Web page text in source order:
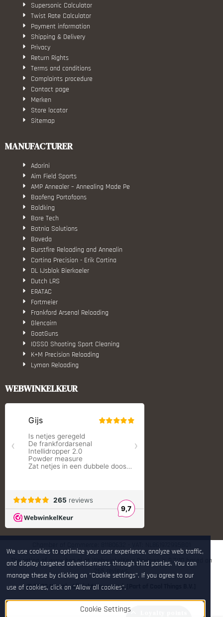
Supersonic Calculator
Twist Rate Calculator
Payment information
Shipping & Delivery
Privacy
Return Rights
Terms and conditions
Complaints procedure
Contact page
Merken
Store locator
Sitemap
MANUFACTURER
Adorini
Aim Field Sports
AMP Annealer – Annealing Made Pe
Baofeng Portofoons
Boldking
Bore Tech
Botnia Solutions
Boveda
Burstfire Reloading and Annealin
Cortina Precision - Erik Cortina
DL IJsblok Bierkoeler
Dutch LRS
ERATAC
Fortmeier
Frankford Arsenal Reloading
Glencairn
GoatGuns
IOSSO Shooting Sport Cleaning
K+M Precision Reloading
Lyman Reloading
Monstrum Tactical
S.T. Dupont
Shooters Global
Shooting Technology - Reloading
SleipnerX Bipods
SuperTrickler
Tier One Bipods
True Flite
Ugly Reloading - Derraco Enginee
WEBWINKELKEUR
The rating of www.hop.nl atWebwinkelKeur Reviewsis 9.7/10 based on
265 reviews.
© 2026 Hop.nl - All rights reserved. [Part of Cool Things B.V.]
We use cookies to optimize your user experience, analyze web traffic,
and display targeted advertisements through third parties. You can
manage these by clicking on "Cookie settings". If you agree to our
use of cookies, click on "Allow all cookies".
Cookie Settings